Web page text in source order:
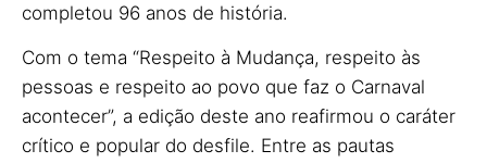
completou 96 anos de história.
Com o tema “Respeito à Mudança, respeito às
pessoas e respeito ao povo que faz o Carnaval
acontecer”, a edição deste ano reafirmou o caráter
crítico e popular do desfile. Entre as pautas